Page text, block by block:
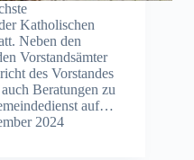
Katholischen
Neben den
Vorstandsämter
des Vorstandes
Beratungen zu
auf…
2024